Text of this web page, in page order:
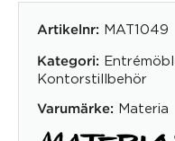
Artikelnr: MAT1049
Kategori:
Kontorstillbehör
Varumärke: Materia